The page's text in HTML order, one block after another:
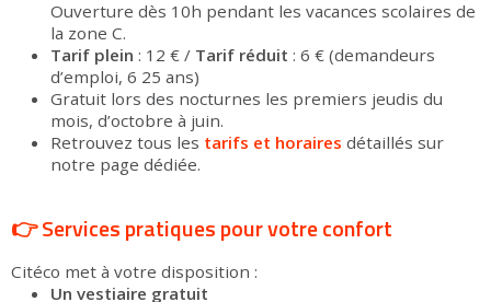
Ouverture dès 10h pendant les vacances scolaires de
la zone C.
Tarif plein : 12 € / Tarif réduit : 6 € (demandeurs
d’emploi, 6 25 ans)
Gratuit lors des nocturnes les premiers jeudis du
mois, d’octobre à juin.
Retrouvez tous les tarifs et horaires détaillés sur
notre page dédiée.
👉 Services pratiques pour votre confort
Citéco met à votre disposition :
Un vestiaire gratuit